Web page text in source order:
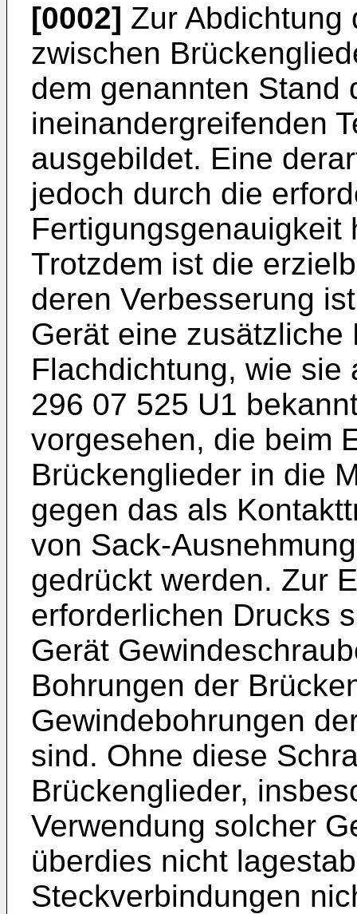
[0002] Zur Abdichtung
zwischen
dem genannten Stand
ineinandergreifenden
ausgebildet. Eine
jedoch durch die
Fertigungsgenauigkeit
Trotzdem ist die
deren Verbesserung
Gerät eine zusätzliche
Flachdichtung, wie sie
296 07 525 U1
vorgesehen, die beim
Brückenglieder in die
gegen das als
von Sack-
gedrückt werden. Zur
erforderlichen Drucks
Gerät
Bohrungen der
Gewindebohrungen
sind. Ohne diese
Brückenglieder,
Verwendung solcher
überdies nicht
Steckverbindungen